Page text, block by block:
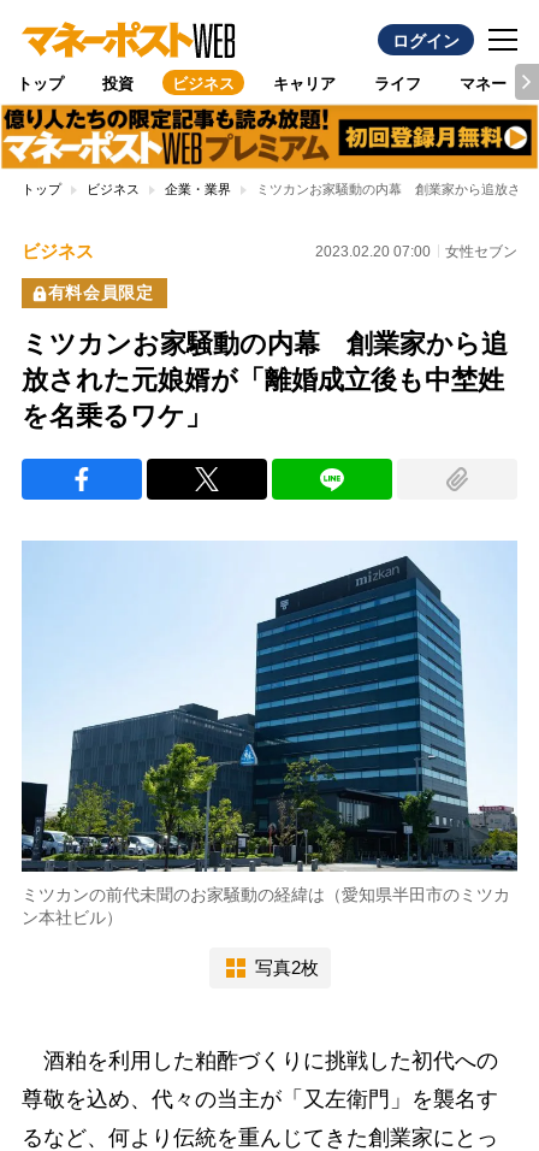
ログイン
トップ 投資 ビジネス キャリア ライフ マネー
トップ ビジネス 企業・業界 ミツカンお家騒動の内幕 創業家から追放さ
ビジネス 2023.02.20 07:00 女性セブン
有料会員限定
ミツカンお家騒動の内幕 創業家から追
放された元娘婿が「離婚成立後も中埜姓
を名乗るワケ」
ミツカンの前代未聞のお家騒動の経緯は（愛知県半田市のミツカ
ン本社ビル）
写真2枚
酒粕を利用した粕酢づくりに挑戦した初代への
尊敬を込め、代々の当主が「又左衛門」を襲名す
るなど、何より伝統を重んじてきた創業家にとっ